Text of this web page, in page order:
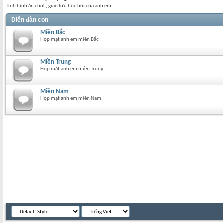
Tình hình ăn chơi , giao lưu học hỏi của anh em
Diễn đàn con
Miền Bắc
Họp mặt anh em miền Bắc
Miền Trung
Họp mặt anh em miền Trung
Miền Nam
Họp mặt anh em miền Nam